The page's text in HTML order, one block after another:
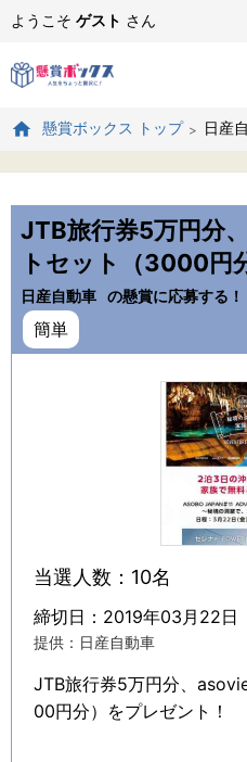
ようこそ ゲスト さん
懸賞ボックス トップ 日産
JTB旅行券5万円分
トセット（3000円
日産自動車 の懸賞に応募する！
簡単
当選人数：10名
締切日：2019年03月22日
提供：日産自動車
JTB旅行券5万円分、
00円分）をプレゼント！